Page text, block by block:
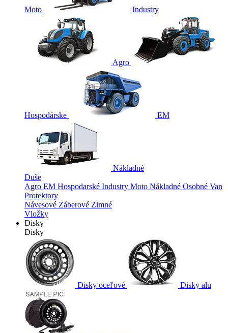
Moto Industry
Agro
Hospodárske EM
Nákladné
Duše
Agro EM Hospodarské Industry Moto Nákladné Osobné Van
Protektory
Návesové Záberové Zimné
Vložky
Disky
Disky
Disky oceľové Disky alu